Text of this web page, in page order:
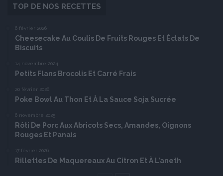
TOP DE NOS RECETTES
6 février 2026
Cheesecake Au Coulis De Fruits Rouges Et Éclats De
Biscuits
14 novembre 2024
Petits Flans Brocolis Et Carré Frais
20 février 2026
Poke Bowl Au Thon Et À La Sauce Soja Sucrée
6 novembre 2025
Rôti De Porc Aux Abricots Secs, Amandes, Oignons
Rouges Et Panais
17 février 2026
Rillettes De Maquereaux Au Citron Et À L’aneth